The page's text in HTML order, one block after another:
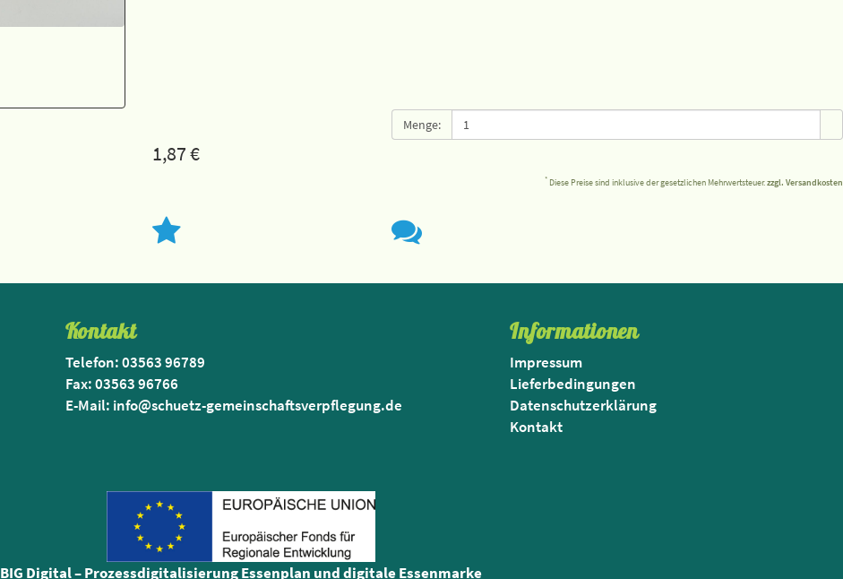
Menge:
1,87€
* Diese Preise sind inklusive der gesetzlichen Mehrwertsteuer.zzgl. Versandkosten
Kontakt
Telefon: 03563 96789
Fax: 03563 96766
E-Mail: info@schuetz-gemeinschaftsverpflegung.de
Informationen
Impressum
Lieferbedingungen
Datenschutzerklärung
Kontakt
BIG Digital – Prozessdigitalisierung Essenplan und digitale Essenmarke